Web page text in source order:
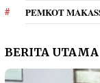
PEMKOT
BERITA UTAMA